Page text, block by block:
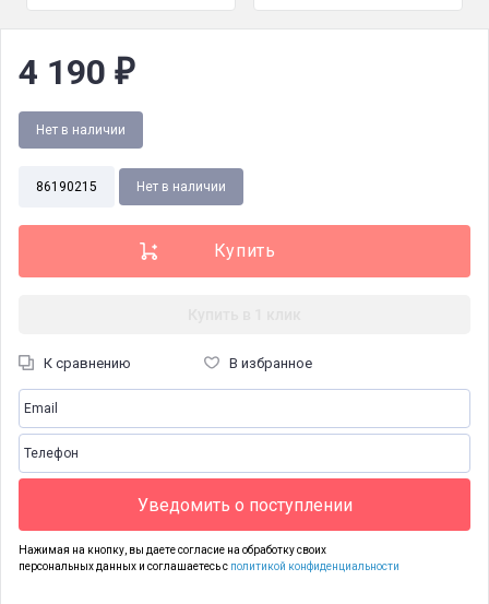
4 190 ₽
Нет в наличии
86190215 Нет в наличии
К сравнению В избранное
Уведомить о поступлении
Нажимая на кнопку, вы даете согласие на обработку своих
персональных данных и соглашаетесь с политикой конфиденциальности